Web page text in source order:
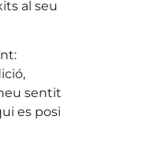
al seu
sentit
es posi